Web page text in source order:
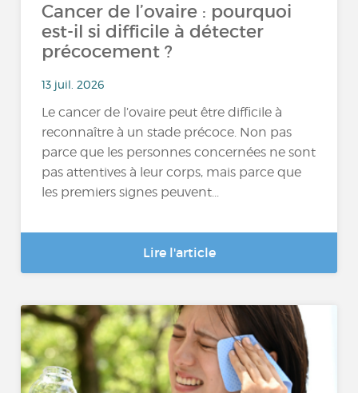
Cancer de l’ovaire : pourquoi
est-il si difficile à détecter
précocement ?
13 juil. 2026
Le cancer de l’ovaire peut être difficile à
reconnaître à un stade précoce. Non pas
parce que les personnes concernées ne sont
pas attentives à leur corps, mais parce que
les premiers signes peuvent...
Lire l'article